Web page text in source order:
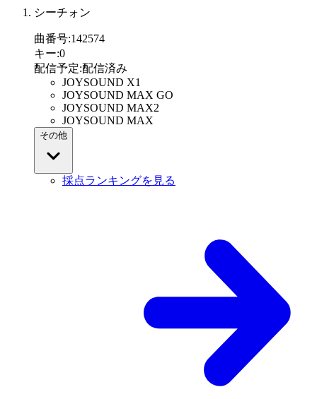
シーチォン
曲番号:142574
キー:0
配信予定:配信済み
JOYSOUND X1
JOYSOUND MAX GO
JOYSOUND MAX2
JOYSOUND MAX
その他
採点ランキングを見る